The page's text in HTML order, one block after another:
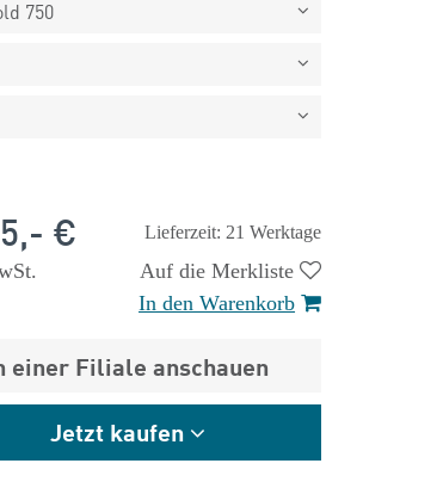
1.825,- €
750
Lieferzeit: 21 Werktage
€
Auf die Merkliste
In den Warenkorb
einer Filiale anschauen
Jetzt kaufen